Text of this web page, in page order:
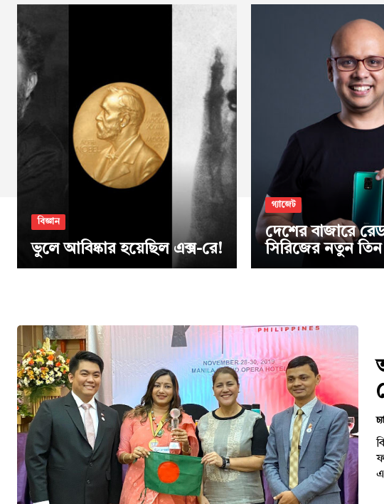
বিজ্ঞান
ভুলে আবিষ্কার হয়েছিল এক্স-রে!
গ্যাজেট
দেশের বাজারে
সিরিজের নতুন তিন